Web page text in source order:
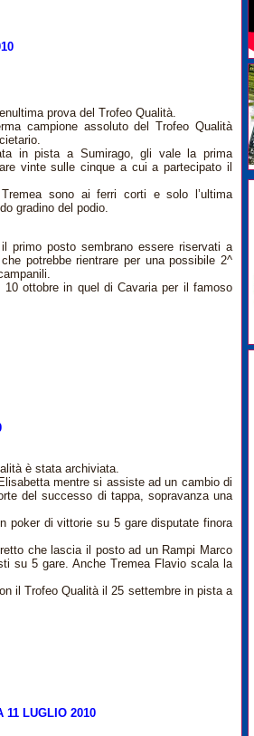
prova del Trofeo Qualità.
campione assoluto del Trofeo Qualità
in pista a Sumirago, gli vale la prima
vinte sulle cinque a cui a partecipato il
sono ai ferri corti e solo l’ultima
gradino del podio.
primo posto sembrano essere riservati a
potrebbe rientrare per una possibile 2^
ottobre in quel di Cavaria per il famoso
è stata archiviata.
mentre si assiste ad un cambio di
del successo di tappa, sopravanza una
poker di vittorie su 5 gare disputate finora
che lascia il posto ad un Rampi Marco
su 5 gare. Anche Tremea Flavio scala la
il Trofeo Qualità il 25 settembre in pista a
LUGLIO 2010